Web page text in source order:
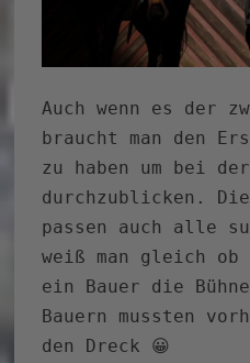
Auch wenn es der
braucht man den
zu haben um bei
durchzublicken. Die
passen auch alle
weiß man gleich
ein Bauer die
Bauern mussten
den Dreck 😀